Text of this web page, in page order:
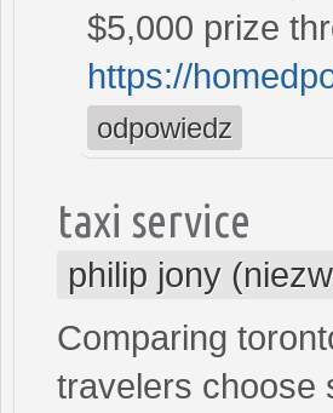
$5,000 prize
https://
odpowiedz
taxi service
philip jony
Comparing
travelers choose